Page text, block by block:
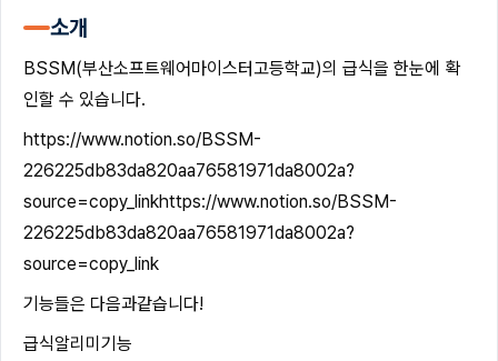
소개
BSSM(부산소프트웨어마이스터고등학교)의 급식을 한눈에 확
인할 수 있습니다.
https://www.notion.so/BSSM-
226225db83da820aa76581971da8002a?
source=copy_linkhttps://www.notion.so/BSSM-
226225db83da820aa76581971da8002a?
source=copy_link
기능들은 다음과같습니다!
급식알리미기능